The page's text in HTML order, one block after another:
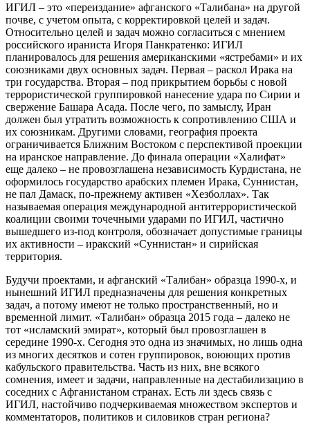
ИГИЛ – это «переиздание» афганского «Талибана» на другой
почве, с учетом опыта, с корректировкой целей и задач.
Относительно целей и задач можно согласиться с мнением
российского ираниста Игоря Панкратенко: ИГИЛ
планировалось для решения американскими «ястребами» и их
союзниками двух основных задач. Первая – раскол Ирака на
три государства. Вторая – под прикрытием борьбы с новой
террористической группировкой нанесение удара по Сирии и
свержение Башара Асада. После чего, по замыслу, Иран
должен был утратить возможность к сопротивлению США и
их союзникам. Другими словами, география проекта
ограничивается Ближним Востоком с перспективой проекции
на иранское направление. До финала операции «Халифат»
еще далеко – не провозглашена независимость Курдистана, не
оформилось государство арабских племен Ирака, Суннистан,
не пал Дамаск, по-прежнему активен «Хезболлах». Так
называемая операция международной антитеррористической
коалиции своими точечными ударами по ИГИЛ, частично
вышедшего из-под контроля, обозначает допустимые границы
их активности – иракский «Суннистан» и сирийская
территория.
Будучи проектами, и афганский «Талибан» образца 1990-х, и
нынешний ИГИЛ предназначены для решения конкретных
задач, а потому имеют не только пространственный, но и
временной лимит. «Талибан» образца 2015 года – далеко не
тот «исламский эмират», который был провозглашен в
середине 1990-х. Сегодня это одна из значимых, но лишь одна
из многих десятков и сотен группировок, воюющих против
кабульского правительства. Часть из них, вне всякого
сомнения, имеет и задачи, направленные на дестабилизацию в
соседних с Афганистаном странах. Есть ли здесь связь с
ИГИЛ, настойчиво подчеркиваемая множеством экспертов и
комментаторов, политиков и силовиков стран региона?